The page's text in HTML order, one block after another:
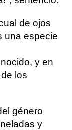
de ojos
una especie
y en
los
género
y